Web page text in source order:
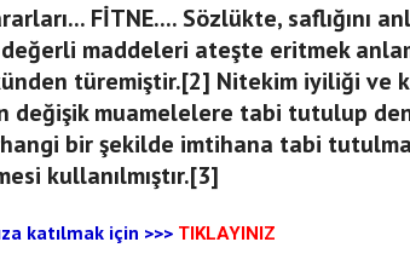
FİTNE.... Sözlükte, saflığını
maddeleri ateşte eritmek
türemiştir.[2] Nitekim iyiliği ve
değişik muamelelere tabi tutulup
bir şekilde imtihana tabi
kullanılmıştır.[3]
katılmak için >>> TIKLAYINIZ